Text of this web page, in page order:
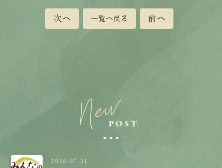
次へ 一覧へ戻る 前へ
NewPOST
2026.07.31